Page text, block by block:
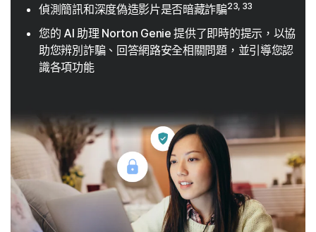
偵測簡訊和深度偽造影片是否暗藏詐騙23, 33
您的 AI 助理 Norton Genie 提供了即時的提示，以協
助您辨別詐騙、回答網路安全相關問題，並引導您認
識各項功能